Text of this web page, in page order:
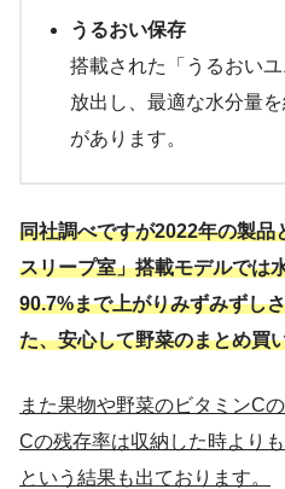
うるおい保存
搭載された「うるおい
放出し、最適な水分量
があります。
同社調べですが2022年の製品
スリープ室」搭載モデルでは
90.7%まで上がりみずみずし
た、安心して野菜のまとめ買
また果物や野菜のビタミンC
Cの残存率は収納した時より
という結果も出ております。